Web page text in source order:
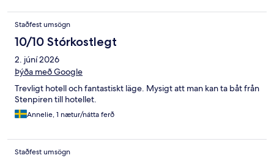
Staðfest umsögn
10/10 Stórkostlegt
2. júní 2026
Þýða með Google
Trevligt hotell och fantastiskt läge. Mysigt att man kan ta båt från
Stenpiren till hotellet.
Annelie, 1 nætur/nátta ferð
Staðfest umsögn